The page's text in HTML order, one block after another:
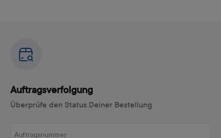
Auftragsverfolgung
Überprüfe den Status Deiner Bestellung